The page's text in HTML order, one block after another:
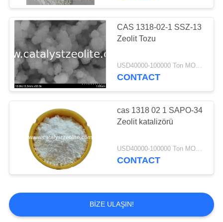
CAS 1318-02-1 SSZ-13
Zeolit ​​Tozu
USD40000-100000 Ton MOQ:1 kg
CONTACT
cas 1318 02 1 SAPO-34
Zeolit ​​katalizörü
USD40000-100000 Ton MOQ:1 kg
CONTACT
BIZE ULAŞIN!